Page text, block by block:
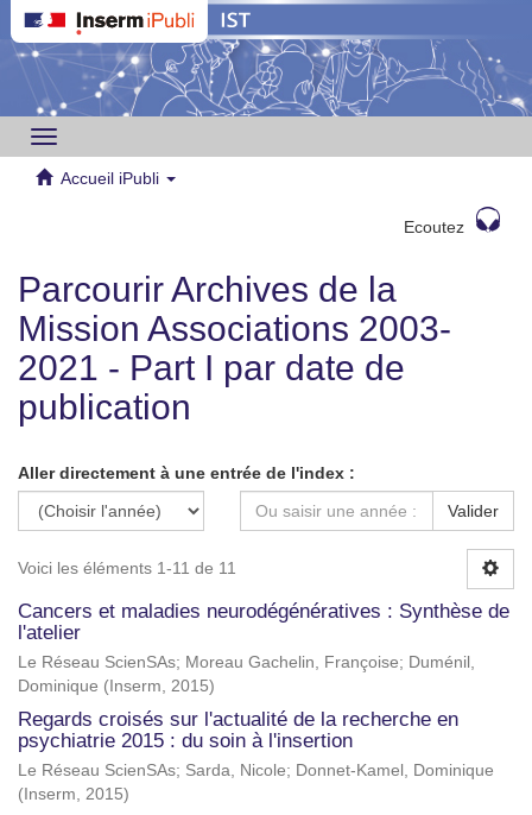
Toggle
navigation
Accueil iPubli
Ecoutez
Parcourir Archives de la
Mission Associations 2003-
2021 - Part I par date de
publication
Aller directement à une entrée de l'index :
Valider
Voici les éléments 1-11 de 11
Cancers et maladies neurodégénératives : Synthèse de
l'atelier
Le Réseau ScienSAs; Moreau Gachelin, Françoise; Duménil,
Dominique ( Inserm, 2015)
Regards croisés sur l'actualité de la recherche en
psychiatrie 2015 : du soin à l'insertion
Le Réseau ScienSAs; Sarda, Nicole; Donnet-Kamel, Dominique
( Inserm, 2015)